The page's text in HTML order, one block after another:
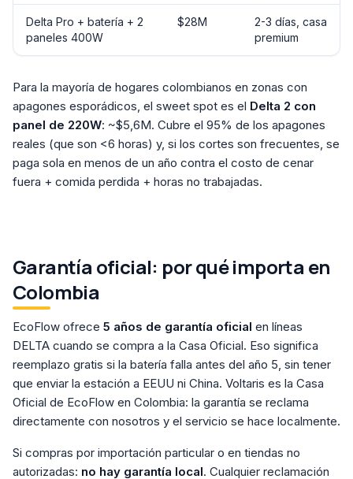
Delta Pro + batería + 2
paneles 400W
$28M
2-3 días, casa
premium
Para la mayoría de hogares colombianos en zonas con
apagones esporádicos, el sweet spot es el Delta 2 con
panel de 220W: ~$5,6M. Cubre el 95% de los apagones
reales (que son <6 horas) y, si los cortes son frecuentes, se
paga sola en menos de un año contra el costo de cenar
fuera + comida perdida + horas no trabajadas.
Garantía oficial: por qué importa en
Colombia
EcoFlow ofrece 5 años de garantía oficial en líneas
DELTA cuando se compra a la Casa Oficial. Eso significa
reemplazo gratis si la batería falla antes del año 5, sin tener
que enviar la estación a EEUU ni China. Voltaris es la Casa
Oficial de EcoFlow en Colombia: la garantía se reclama
directamente con nosotros y el servicio se hace localmente.
Si compras por importación particular o en tiendas no
autorizadas: no hay garantía local. Cualquier reclamación